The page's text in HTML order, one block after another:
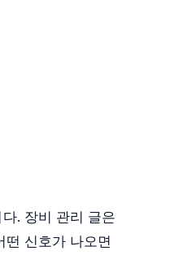
. 장비 관리 글은
신호가 나오면